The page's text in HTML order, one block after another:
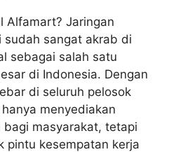
Alfamart? Jaringan
sudah sangat akrab di
sebagai salah satu
di Indonesia. Dengan
di seluruh pelosok
menyediakan
masyarakat, tetapi
pintu kesempatan kerja